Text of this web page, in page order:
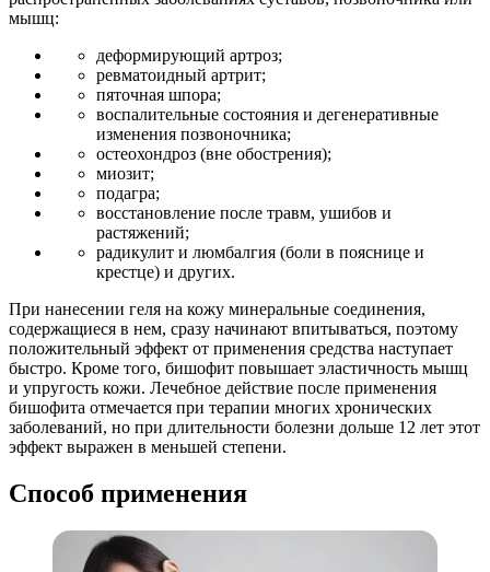
мышц:
деформирующий артроз;
ревматоидный артрит;
пяточная шпора;
воспалительные состояния и дегенеративные
изменения позвоночника;
остеохондроз (вне обострения);
миозит;
подагра;
восстановление после травм, ушибов и
растяжений;
радикулит и люмбалгия (боли в пояснице и
крестце) и других.
При нанесении геля на кожу минеральные соединения,
содержащиеся в нем, сразу начинают впитываться, поэтому
положительный эффект от применения средства наступает
быстро. Кроме того, бишофит повышает эластичность мышц
и упругость кожи. Лечебное действие после применения
бишофита отмечается при терапии многих хронических
заболеваний, но при длительности болезни дольше 12 лет этот
эффект выражен в меньшей степени.
Способ применения